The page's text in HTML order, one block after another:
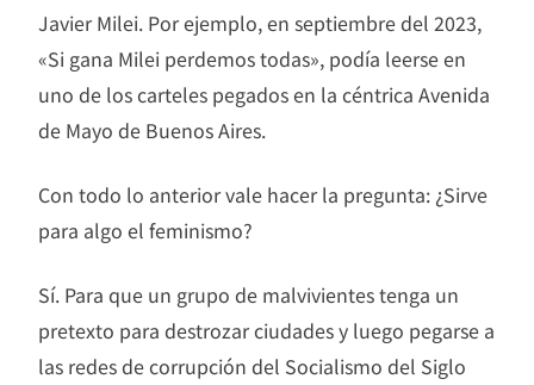
Javier Milei. Por ejemplo, en septiembre del 2023,
«Si gana Milei perdemos todas», podía leerse en
uno de los carteles pegados en la céntrica Avenida
de Mayo de Buenos Aires.
Con todo lo anterior vale hacer la pregunta: ¿Sirve
para algo el feminismo?
Sí. Para que un grupo de malvivientes tenga un
pretexto para destrozar ciudades y luego pegarse a
las redes de corrupción del Socialismo del Siglo